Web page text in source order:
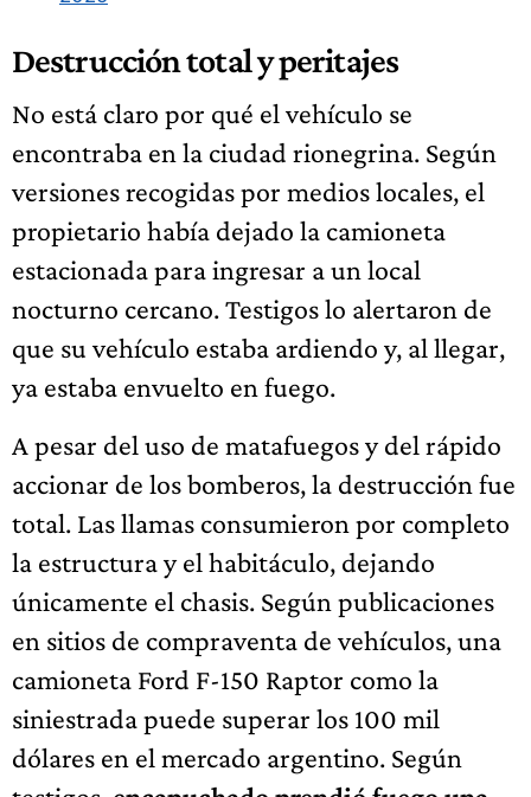
Destrucción total y peritajes
No está claro por qué el vehículo se
encontraba en la ciudad rionegrina. Según
versiones recogidas por medios locales, el
propietario había dejado la camioneta
estacionada para ingresar a un local
nocturno cercano. Testigos lo alertaron de
que su vehículo estaba ardiendo y, al llegar,
ya estaba envuelto en fuego.
A pesar del uso de matafuegos y del rápido
accionar de los bomberos, la destrucción fue
total. Las llamas consumieron por completo
la estructura y el habitáculo, dejando
únicamente el chasis. Según publicaciones
en sitios de compraventa de vehículos, una
camioneta Ford F-150 Raptor como la
siniestrada puede superar los 100 mil
dólares en el mercado argentino. Según